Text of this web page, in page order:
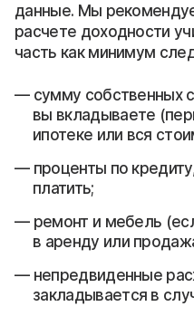
данные. Мы
расчете доходности
часть как минимум
сумму собственных
вы вкладываете
ипотеке или вся
проценты по
платить;
ремонт и мебель
в аренду или
непредвиденные
закладывается в